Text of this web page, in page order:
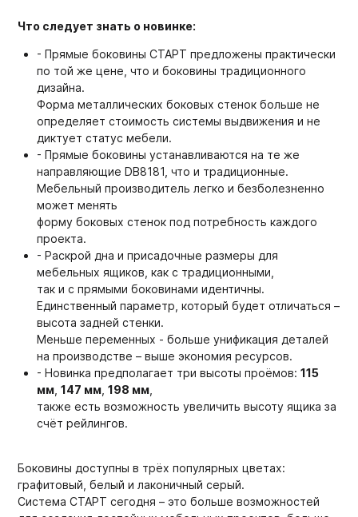
Что следует знать о новинке:
- Прямые боковины СТАРТ предложены практически
по той же цене, что и боковины традиционного
дизайна.
Форма металлических боковых стенок больше не
определяет стоимость системы выдвижения и не
диктует статус мебели.
- Прямые боковины устанавливаются на те же
направляющие DB8181, что и традиционные.
Мебельный производитель легко и безболезненно
может менять
форму боковых стенок под потребность каждого
проекта.
- Раскрой дна и присадочные размеры для
мебельных ящиков, как с традиционными,
так и с прямыми боковинами идентичны.
Единственный параметр, который будет отличаться –
высота задней стенки.
Меньше переменных - больше унификация деталей
на производстве – выше экономия ресурсов.
- Новинка предполагает три высоты проёмов:115
мм ,147 мм ,198 мм
также есть возможность увеличить высоту ящика за
счёт рейлингов.
Боковины доступны в трёх популярных цветах:
графитовый, белый и лаконичный серый.
Система СТАРТ сегодня – это больше возможностей